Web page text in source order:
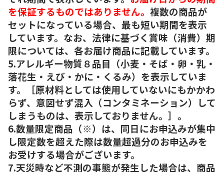
を保証するものではありません。 複数の商品が
セットになっている場合、最も短い期間を表示
しています。なお、法律に基づく賞味（消費）期
限については、各お届け商品に記載しています。
5.アレルギー物質８品目（小麦・そば・卵・乳・
落花生・えび・かに・くるみ）を表示していま
す。［原材料としては使用していないにもかかわ
らず、意図せず混入（コンタミネーション）して
しまうものは、表示しておりません。］。
6.数量限定商品（※）は、同日にお申込みが集中
し限定数を超えた際は数量超過分のお申込みを
お受けする場合がございます。
7.天災時など不測の事態が発生した場合は、商品